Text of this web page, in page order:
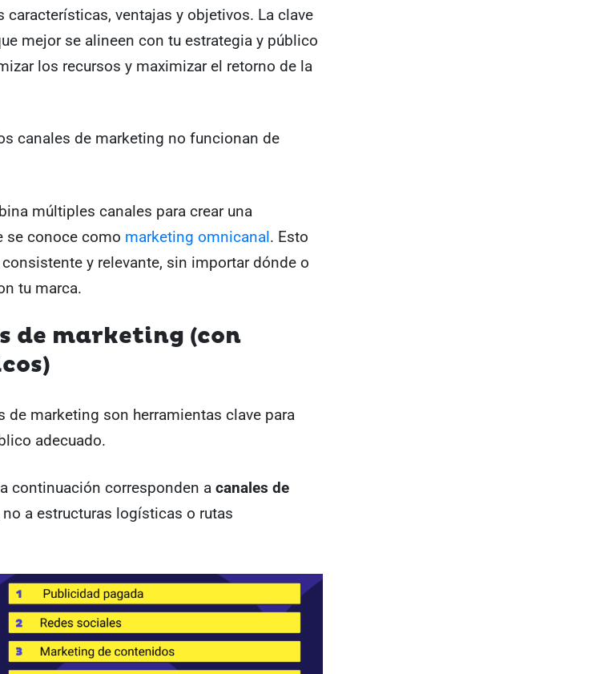
características, ventajas y objetivos. La clave
mejor se alineen con tu estrategia y público
los recursos y maximizar el retorno de la
canales de marketing no funcionan de
múltiples canales para crear una
se conoce como marketing omnicanal. Esto
y relevante, sin importar dónde o
tu marca.
de marketing (con
de marketing son herramientas clave para
adecuado.
continuación corresponden a canales de
no a estructuras logísticas o rutas